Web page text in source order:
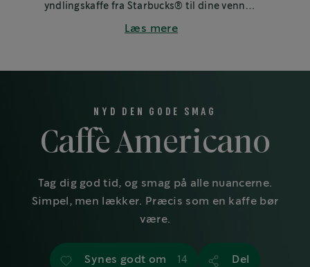
yndlingskaffe fra Starbucks® til dine venner,
Læs mere
NYD DEN GODE SMAG
Caffè Americano
Tag dig god tid, og smag på alle nuancerne.
Simpel, men lækker. Præcis som en kaffe bør
være.
Synes godt om 14 Del